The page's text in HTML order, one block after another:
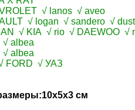
√ lanos √ aveo
√ logan √ sandero √
√ KIA √ rio √ DAEWOO √
albea
albea
FORD √ УАЗ
см